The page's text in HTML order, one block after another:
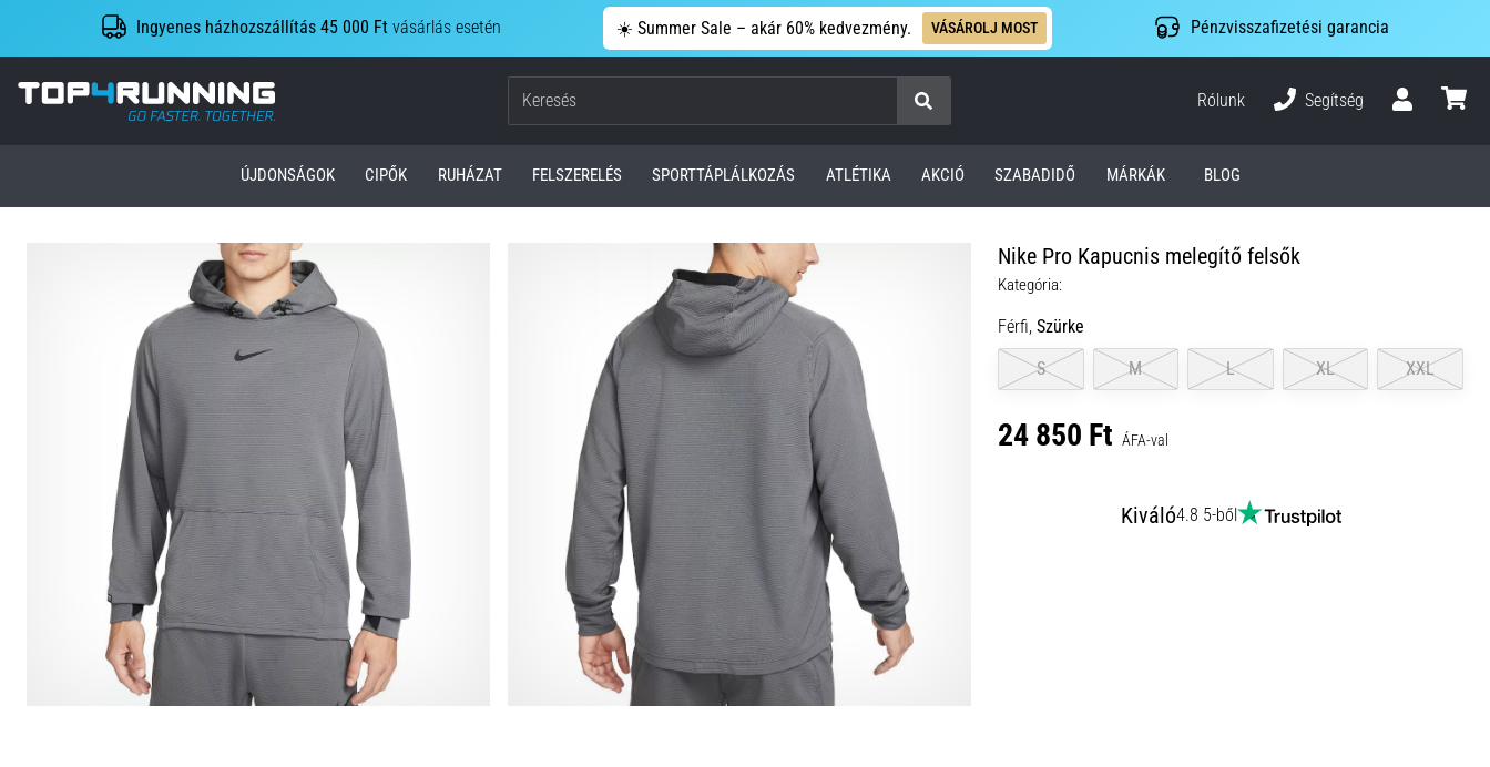
Ingyenes házhozszállítás 45 000 Ft vásárlás esetén ☀️ Summer Sale – akár 60% kedvezmény. VÁSÁROLJ MOST Pénzvisszafizetési garancia
Top4Running.hu
Keresés
Rólunk
Segítség
ÚJDONSÁGOK CIPŐK RUHÁZAT FELSZERELÉS SPORTTÁPLÁLKOZÁS ATLÉTIKA AKCIÓ SZABADIDŐ MÁRKÁK BLOG
Nike Pro Kapucnis melegítő felsők
Kategória:
Férfi, Szürke
S
M L XL XXL
24 850 Ft ÁFA-val
Kiváló4.8 5-ből